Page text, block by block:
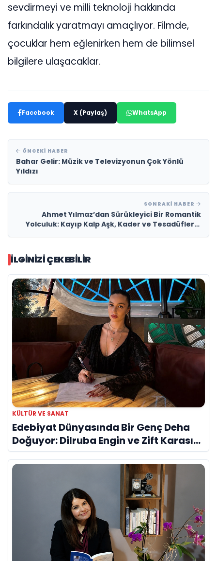
sevdirmeyi ve milli teknoloji hakkında
farkındalık yaratmayı amaçlıyor. Filmde,
çocuklar hem eğlenirken hem de bilimsel
bilgilere ulaşacaklar.
Facebook X (Paylaş) WhatsApp
ÖNCEKI HABER
Bahar Gelir: Müzik ve Televizyonun Çok Yönlü
Yıldızı
SONRAKI HABER
Ahmet Yılmaz’dan Sürükleyici Bir Romantik
Yolculuk: Kayıp Kalp Aşk, Kader ve Tesadüflerin
İLGINIZI ÇEKEBILIR
KÜLTÜR VE SANAT
Edebiyat Dünyasında Bir Genç Deha
Doğuyor: Dilruba Engin ve Zift Karası
Evreni ‘AVENOİR’